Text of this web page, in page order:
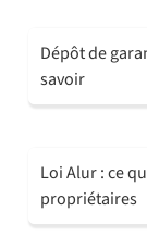
Dépôt de
savoir
Loi Alur : ce
propriétaires